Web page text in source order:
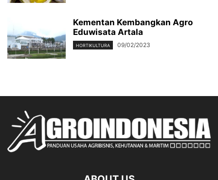
Kementan Kembangkan Agro
Eduwisata Artala
HORTIKULTURA 09/02/2023